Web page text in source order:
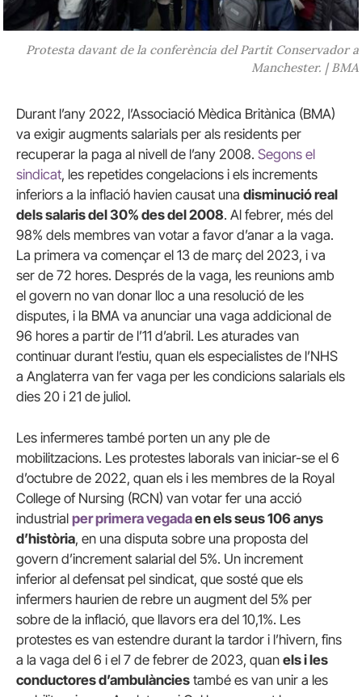
Protesta davant de la conferència del Partit Conservador a
Manchester. | BMA
Durant l’any 2022, l’Associació Mèdica Britànica (BMA)
va exigir augments salarials per als residents per
recuperar la paga al nivell de l’any 2008. Segons el
sindicat, les repetides congelacions i els increments
inferiors a la inflació havien causat una disminució real
dels salaris del 30% des del 2008. Al febrer, més del
98% dels membres van votar a favor d’anar a la vaga.
La primera va començar el 13 de març del 2023, i va
ser de 72 hores. Després de la vaga, les reunions amb
el govern no van donar lloc a una resolució de les
disputes, i la BMA va anunciar una vaga addicional de
96 hores a partir de l’11 d’abril. Les aturades van
continuar durant l’estiu, quan els especialistes de l’NHS
a Anglaterra van fer vaga per les condicions salarials els
dies 20 i 21 de juliol.
Les infermeres també porten un any ple de
mobilitzacions. Les protestes laborals van iniciar-se el 6
d’octubre de 2022, quan els i les membres de la Royal
College of Nursing (RCN) van votar fer una acció
industrial per primera vegadaen els seus 106 anys
d’història, en una disputa sobre una proposta del
govern d’increment salarial del 5%. Un increment
inferior al defensat pel sindicat, que sosté que els
infermers haurien de rebre un augment del 5% per
sobre de la inflació, que llavors era del 10,1%. Les
protestes es van estendre durant la tardor i l’hivern, fins
a la vaga del 6 i el 7 de febrer de 2023, quan els i les
conductores d’ambulàncies també es van unir a les